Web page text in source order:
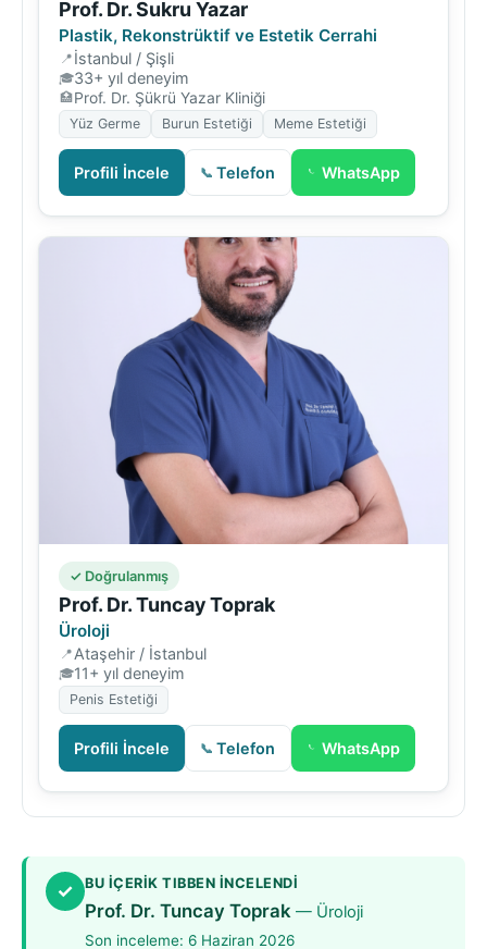
Prof. Dr. Sukru Yazar
Plastik, Rekonstrüktif ve Estetik Cerrahi
İstanbul / Şişli
33+ yıl deneyim
Prof. Dr. Şükrü Yazar Kliniği
Yüz Germe Burun Estetiği Meme Estetiği
Profili İncele Telefon WhatsApp
✓ Doğrulanmış
Prof. Dr. Tuncay Toprak
Üroloji
Ataşehir / İstanbul
11+ yıl deneyim
Penis Estetiği
Profili İncele Telefon WhatsApp
✓ BU IÇERIK TIBBEN INCELENDI
Prof. Dr. Tuncay Toprak — Üroloji
Son inceleme: 6 Haziran 2026